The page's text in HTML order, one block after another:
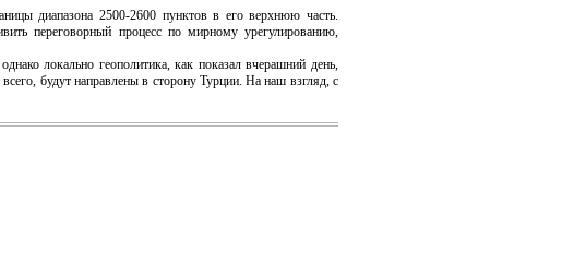
диапазона 2500-2600 пунктов в его верхнюю часть.
переговорный процесс по мирному урегулированию,
локально геополитика, как показал вчерашний день,
будут направлены в сторону Турции. На наш взгляд, с